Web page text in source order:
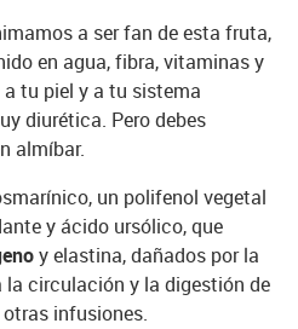
a ser fan de esta fruta,
en agua, fibra, vitaminas y
tu piel y a tu sistema
diurética. Pero debes
almíbar.
un polifenol vegetal
y ácido ursólico, que
y elastina, dañados por la
circulación y la digestión de
infusiones.